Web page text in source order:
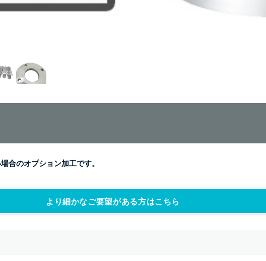
合のオプション加工です。
より細かなご要望がある方はこちら